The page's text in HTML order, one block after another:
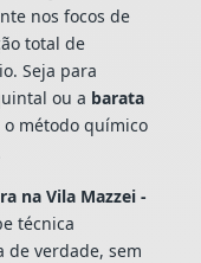
nos focos de
total de
Seja para
ou a barata
método químico
na Vila Mazzei -
técnica
de verdade, sem